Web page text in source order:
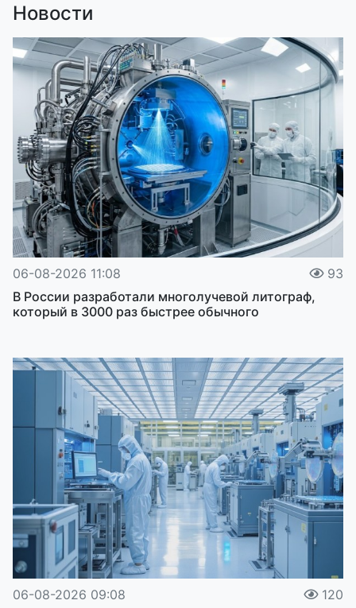
Новости
06-08-2026 11:08
93
В России разработали многолучевой литограф,
который в 3000 раз быстрее обычного
06-08-2026 09:08
120